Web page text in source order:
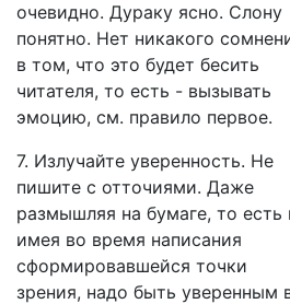
очевидно. Дураку ясно. Слону
понятно. Нет никакого
в том, что это будет бесить
читателя, то есть - вызывать
эмоцию, см. правило первое.
7. Излучайте уверенность. Не
пишите с отточиями. Даже
размышляя на бумаге, то есть
имея во время написания
сформировавшейся точки
зрения, надо быть уверенным